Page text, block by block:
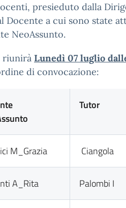
presieduto dalla
Docente a cui sono state
NeoAssunto.
riunirà Lunedì 07 luglio
di convocazione:
Tutor
M_Grazia Ciangola
A_Rita Palombi I